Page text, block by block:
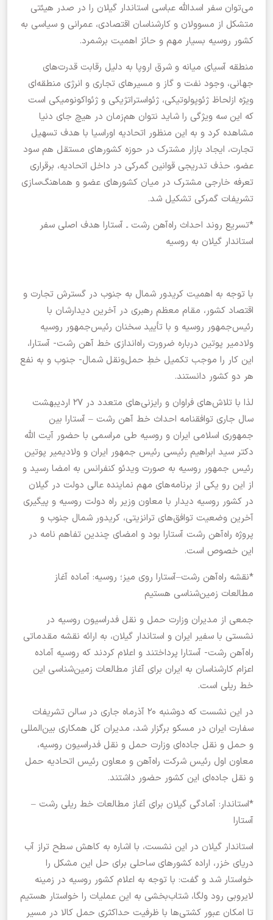
می‌توان سفر اسدالله عباسی استاندار گیلان را در صدر هیئتی
متشکل از مسوولان و کارشناسان اقتصادی، عمرانی و سیاسی به
کشور روسیه بسیار مهم و حائز اهمیت برشمرد.
منطقه آسیای میانه و شرق اروپا به دلیل رقابت قدرت‌های
جهانی، وجود نفت و گاز و مسیرهای تجاری و انرژی منطقه‌‌ای
ویژه ازلحاظ ژئوپولوتیکی، ژئواستراتژیکی و ژئواکونومیکی است
که این سه ویژگی را شاید نتوان هم‌زمان در هیچ جای دنیا
مشاهده کرد و به این منظور اتحادیه اوراسیا با هدف تسهیل
تجارت، ایجاد بازار مشترک در حوزه کشورهای مستقل هم سود
عضو، حذف تدریجی قوانین گمرکی در داخل اتحادیه، برقراری
تعرفه خارجی مشترک در میان کشورهای عضو و هماهنگ‌سازی
تشریفات گمرکی تشکیل شد.
*تسریع روند احداث راه‌آهن رشت ـ آستارا هدف اصلی سفر
استاندار گیلان به روسیه
با توجه به اهمیت کریدور شمال به جنوب در گسترش تجارت و
اقتصاد کشور، مقام معظم رهبری در آخرین دیدارشان با
رئیس‌جمهور روسیه و با تأیید سخنان رئیس‌جمهور روسیه
ولادمیر پوتین درباره ضرورت راه‌اندازی خط آهن رشت- آستارا،
این کار را موجب تکمیل خطِ حمل‌ونقل شمال- جنوب و به نفع
هر دو کشور دانستند.
لذا با تلاش‌های فراوان و رایزنی‌های متعدد در ۲۷ اردیبهشت
سال جاری توافقنامه احداث خط آهن رشت – آستارا بین
جمهوری اسلامی ایران و روسیه طی مراسمی با حضور آیت الله
دکتر سید ابراهیم رئیسی رئیس جمهور ایران و ولادیمیر پوتین
رئیس جمهور روسیه به صورت ویدئو کنفرانس به امضا رسید و
از این‌‌ رو یکی از برنامه‌های مهم نماینده عالی دولت در گیلان
در کشور روسیه دیدار با معاون وزیر راه دولت روسیه و پیگیری
آخرین وضعیت توافق‌های ترانزیتی، کریدور شمال جنوب و
پروژه راه‌آهن رشت آستارا بود ‌و امضای چندین تفاهم نامه در
این خصوص است.
*نقشه راه‌آهن رشت–آستارا روی میز؛ روسیه: آماده آغاز
مطالعات زمین‌شناسی هستیم
جمعی از مدیران وزارت حمل و نقل فدراسیون روسیه در
نشستی با سفیر ایران و استاندار گیلان، به ارائه نقشه مقدماتی
راه‌آهن رشت- آستارا پرداختند و اعلام کردند که روسیه آماده
اعزام کارشناسان به ایران برای آغاز مطالعات زمین‌شناسی این
خط ریلی است.
در این نشست که دوشنبه ۲۰ آذرماه جاری در سالن تشریفات
سفارت ایران در مسکو برگزار شد، مدیران کل همکاری بین‌المللی
و حمل و نقل جاده‌ای وزارت حمل و نقل فدراسیون روسیه،
معاون اول رئیس شرکت راه‌آهن و معاون رئیس اتحادیه حمل
و نقل جاده‌ای این کشور حضور داشتند.
*استاندار: آمادگی گیلان برای آغاز مطالعات خط ریلی رشت –
آستارا
استاندار گیلان در این نشست، با اشاره به کاهش سطح تراز آب
دریای خزر، اراده کشورهای ساحلی برای حل این مشکل را
خواستار شد و گفت: با توجه به اعلام کشور روسیه در زمینه
لایروبی رود ولگا،‌ شتاب‌بخشی به این عملیات را خواستار هستیم
تا امکان عبور کشتی‌ها با ظرفیت حداکثری حمل کالا در مسیر